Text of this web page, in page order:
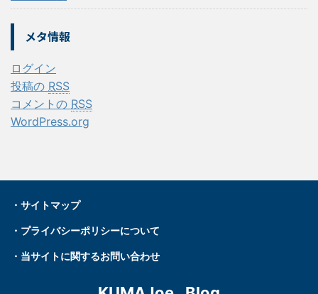
メタ情報
ログイン
投稿の RSS
コメントの RSS
WordPress.org
・ サイトマップ
・プライバシーポリシーについて
・ 当サイトに関するお問い合わせ